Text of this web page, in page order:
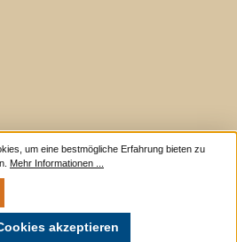
um eine bestmögliche Erfahrung bieten zu
Mehr Informationen ...
akzeptieren